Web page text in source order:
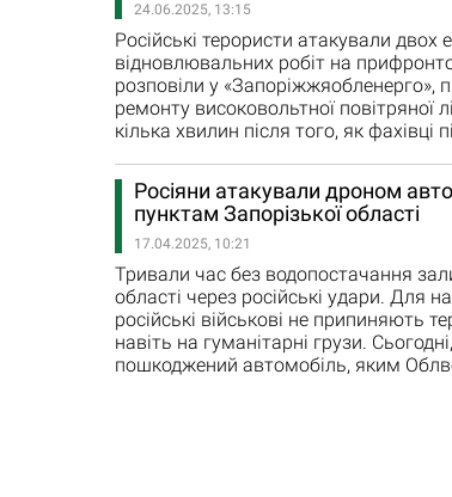
24.06.2025, 13:15
Російські терористи атакували двох
відновлювальних робіт на
розповіли у «Запоріжжяобленерго»,
ремонту високовольтної повітряної
кілька хвилин після того, як фахівці
Росіяни атакували дроном
пунктам Запорізької області
17.04.2025, 10:21
Тривали час без водопостачання
області через російські удари. Для
російські військові не припиняють
навіть на гуманітарні грузи.
пошкоджений автомобіль, яким